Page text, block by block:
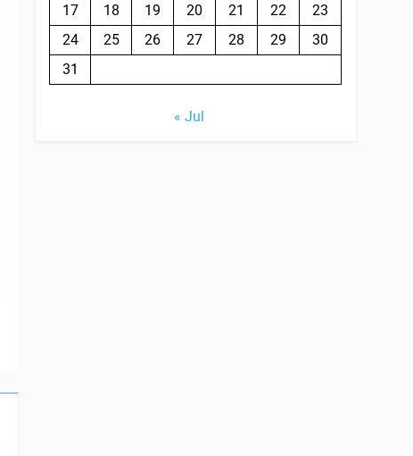
17
18 19 20 21 22
23
24
25 26 27 28 29
30
31
« Jul